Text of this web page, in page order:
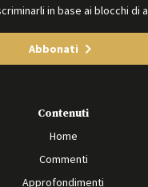
in base ai blocchi di
Abbonati
Contenuti
Home
Commenti
Approfondimenti